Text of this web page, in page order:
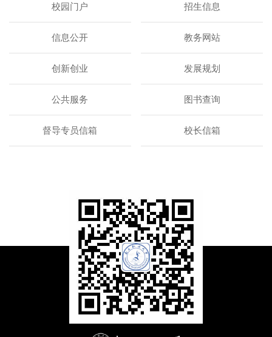
校园门户 招生信息
信息公开 教务网站
创新创业 发展规划
公共服务 图书查询
督导专员信箱 校长信箱